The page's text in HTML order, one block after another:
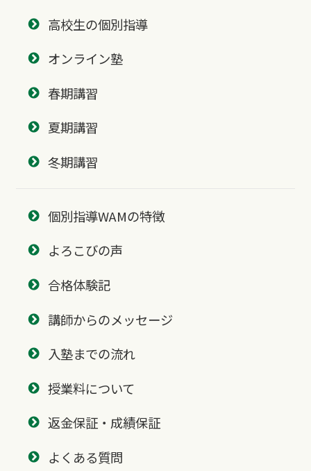
高校生の個別指導
オンライン塾
春期講習
夏期講習
冬期講習
個別指導WAMの特徴
よろこびの声
合格体験記
講師からのメッセージ
入塾までの流れ
授業料について
返金保証・成績保証
よくある質問